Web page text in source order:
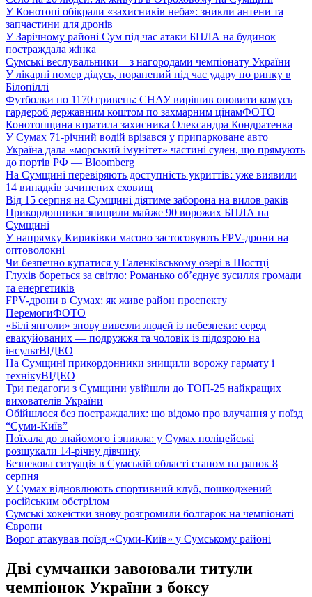
У Конотопі обікрали «захисників неба»: зникли антени та
запчастини для дронів
У Зарічному районі Сум під час атаки БПЛА на будинок
постраждала жінка
Сумські веслувальники – з нагородами чемпіонату України
У лікарні помер дідусь, поранений під час удару по ринку в
Білопіллі
Футболки по 1170 гривень: СНАУ вирішив оновити комусь
гардероб державним коштом по захмарним цінамФОТО
Конотопщина втратила захисника Олександра Кондратенка
У Сумах 71-річний водій врізався у припарковане авто
Україна дала «морський імунітет» частині суден, що прямують
до портів РФ — Bloomberg
На Сумщині перевіряють доступність укриттів: уже виявили
14 випадків зачинених сховищ
Від 15 серпня на Сумщині діятиме заборона на вилов раків
Прикордонники знищили майже 90 ворожих БПЛА на
Сумщині
У напрямку Кириківки масово застосовують FPV-дрони на
оптоволокні
Чи безпечно купатися у Галенківському озері в Шостці
Глухів бореться за світло: Романько об’єднує зусилля громади
та енергетиків
FPV-дрони в Сумах: як живе район проспекту
ПеремогиФОТО
«Білі янголи» знову вивезли людей із небезпеки: серед
евакуйованих — подружжя та чоловік із підозрою на
інсультВІДЕО
На Сумщині прикордонники знищили ворожу гармату і
технікуВІДЕО
Три педагоги з Сумщини увійшли до ТОП-25 найкращих
вихователів України
Обійшлося без постраждалих: що відомо про влучання у поїзд
“Суми-Київ”
Поїхала до знайомого і зникла: у Сумах поліцейські
розшукали 14-річну дівчину
Безпекова ситуація в Сумській області станом на ранок 8
серпня
У Сумах відновлюють спортивний клуб, пошкоджений
російським обстрілом
Сумські хокеїстки знову розгромили болгарок на чемпіонаті
Європи
Ворог атакував поїзд «Суми-Київ» у Сумському районі
Дві сумчанки завоювали титули
чемпіонок України з боксу